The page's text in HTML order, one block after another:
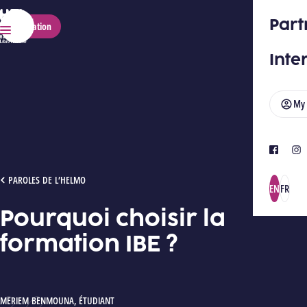
HELMo
Menu
My
facebook
ENFR
Application
PAROLES DE L’HELMO
POURQUOI CHOISIR LA FORMATION IBE ?
Pourquoi choisir la
formation IBE ?
AUTEUR :
MERIEM BENMOUNA, ÉTUDIANT